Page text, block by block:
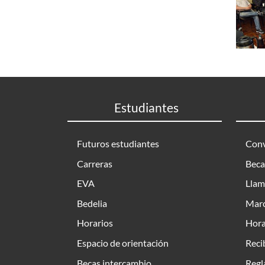
Estudiantes
Futuros estudiantes
Carreras
EVA
Bedelia
Horarios
Espacio de orientación
Becas intercambio